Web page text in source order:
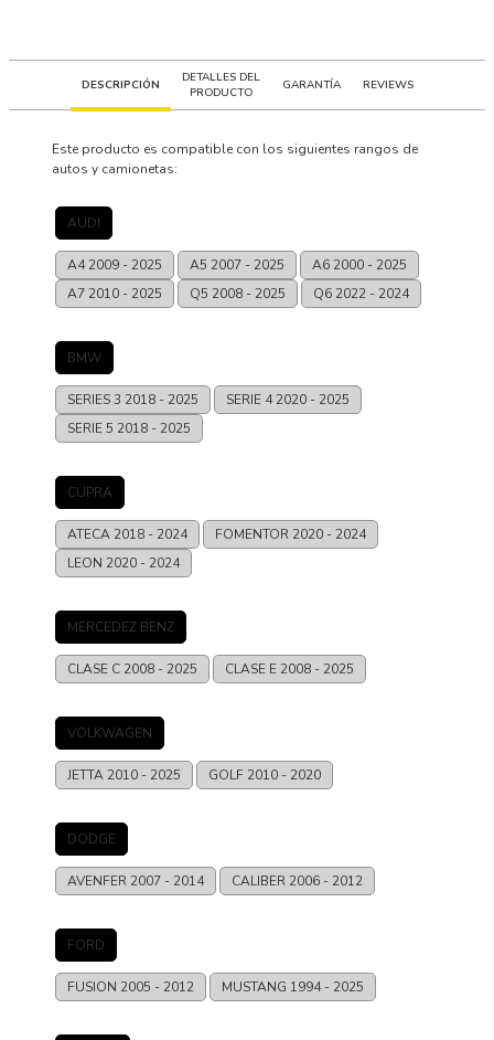
DESCRIPCIÓN
DETALLES DEL
PRODUCTO
GARANTÍA REVIEWS
Este producto es compatible con los siguientes rangos de
autos y camionetas:
AUDI
A42009 - 2025 A5 2007 - 2025 A6 2000 - 2025
A7 2010 - 2025 Q5 2008 - 2025 Q6 2022 - 2024
BMW
SERIES 3 2018 - 2025 SERIE 42020 - 2025
SERIE 5 2018 - 2025
CUPRA
ATECA 2018 - 2024 FOMENTOR 2020 - 2024
LEON 2020 - 2024
MERCEDEZ BENZ
CLASE C 2008 - 2025 CLASE E 2008 - 2025
VOLKWAGEN
JETTA 2010 - 2025 GOLF 2010 - 2020
DODGE
AVENFER 2007 - 2014 CALIBER 2006 - 2012
FORD
FUSION 2005 - 2012 MUSTANG 1994 - 2025